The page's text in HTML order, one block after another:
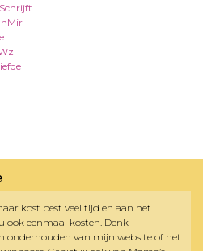
kost best veel tijd en aan het
ook eenmaal kosten. Denk
onderhouden van mijn website of het